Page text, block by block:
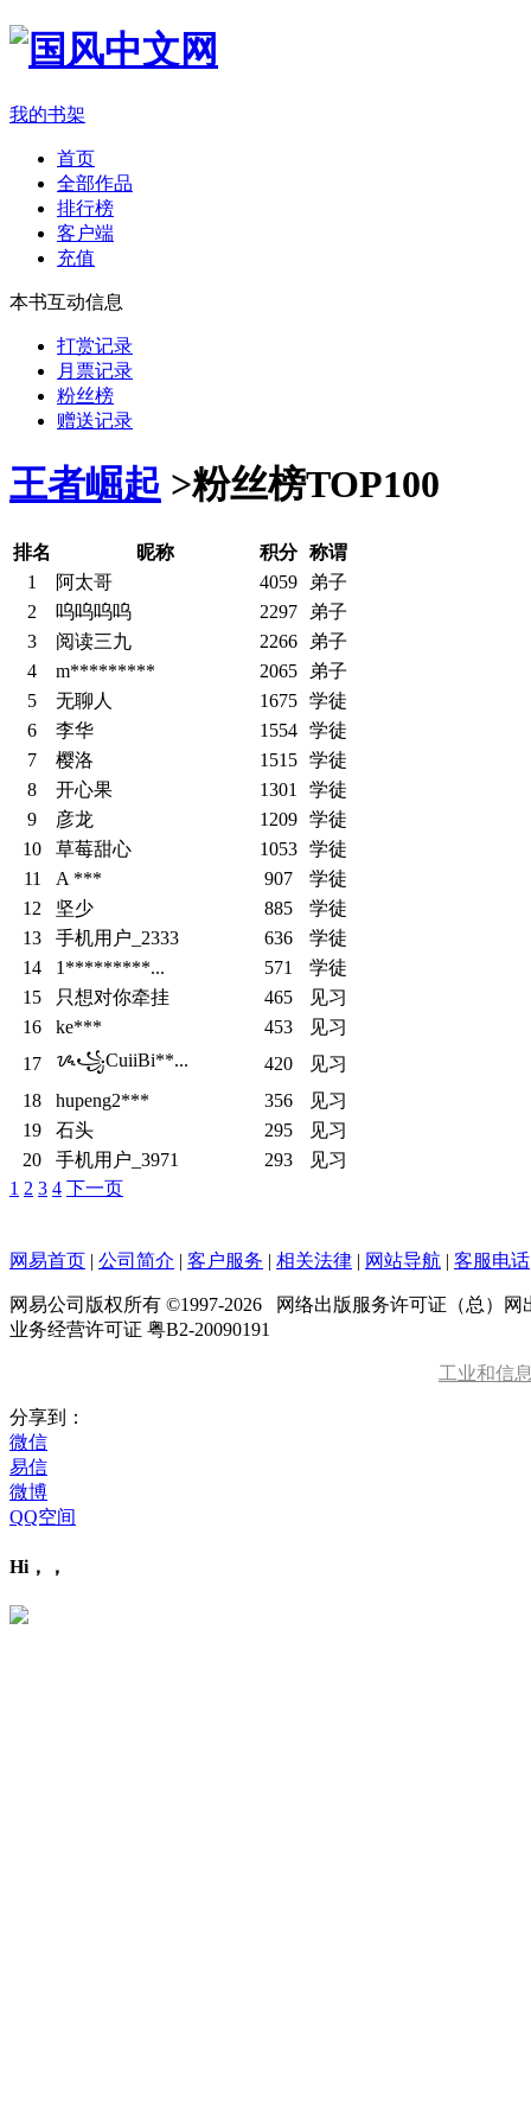
我的书架
首页
全部作品
排行榜
客户端
充值
本书互动信息
打赏记录
月票记录
粉丝榜
赠送记录
王者崛起 >粉丝榜TOP100
排名 昵称 积分 称谓
1
阿太哥 4059
弟子
2
呜呜呜呜 2297
弟子
3
阅读三九 2266
弟子
4
m********* 2065
弟子
5
无聊人 1675 学徒
6
李华 1554 学徒
7
樱洛 1515 学徒
8
开心果 1301
学徒
9
彦龙 1209 学徒
10
草莓甜心 1053 学徒
11
A *** 907
学徒
12
坚少 885
学徒
13
手机用户_2333 636
学徒
14
1*********... 571
学徒
15
只想对你牵挂 465
见习
16
ke*** 453
见习
17
ᝰ꧁CuiiBi**... 420
见习
18
hupeng2*** 356
见习
19
石头 295
见习
20
手机用户_3971 293
见习
1 2 3 4 下一页
网易首页 | 公司简介 | 客户服务 | 相关法律 | 网站导航 | 客服电话
网易公司版权所有 ©1997-2026 网络出版服务许可证（总）网
业务经营许可证 粤B2-20090191
工业和信
分享到：
微信
易信
微博
QQ空间
Hi，，